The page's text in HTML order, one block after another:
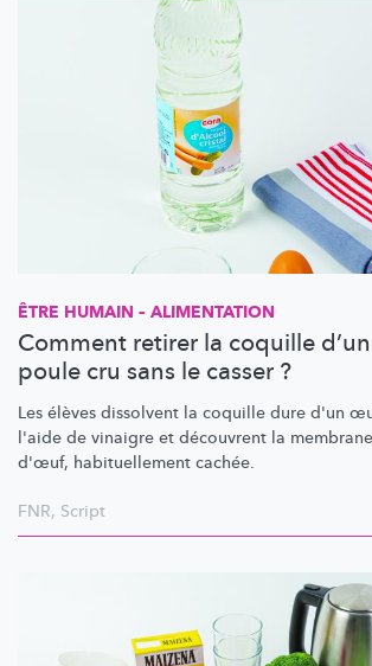
ÊTRE HUMAIN – ALIMENTATION
Comment retirer la coquille
poule cru sans le casser ?
Les élèves dissolvent la coquille dure d'un
l'aide de vinaigre et découvrent la
d'œuf, habituellement cachée.
FNR, Script